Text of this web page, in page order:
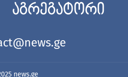
აგრეგატორი
news.ge